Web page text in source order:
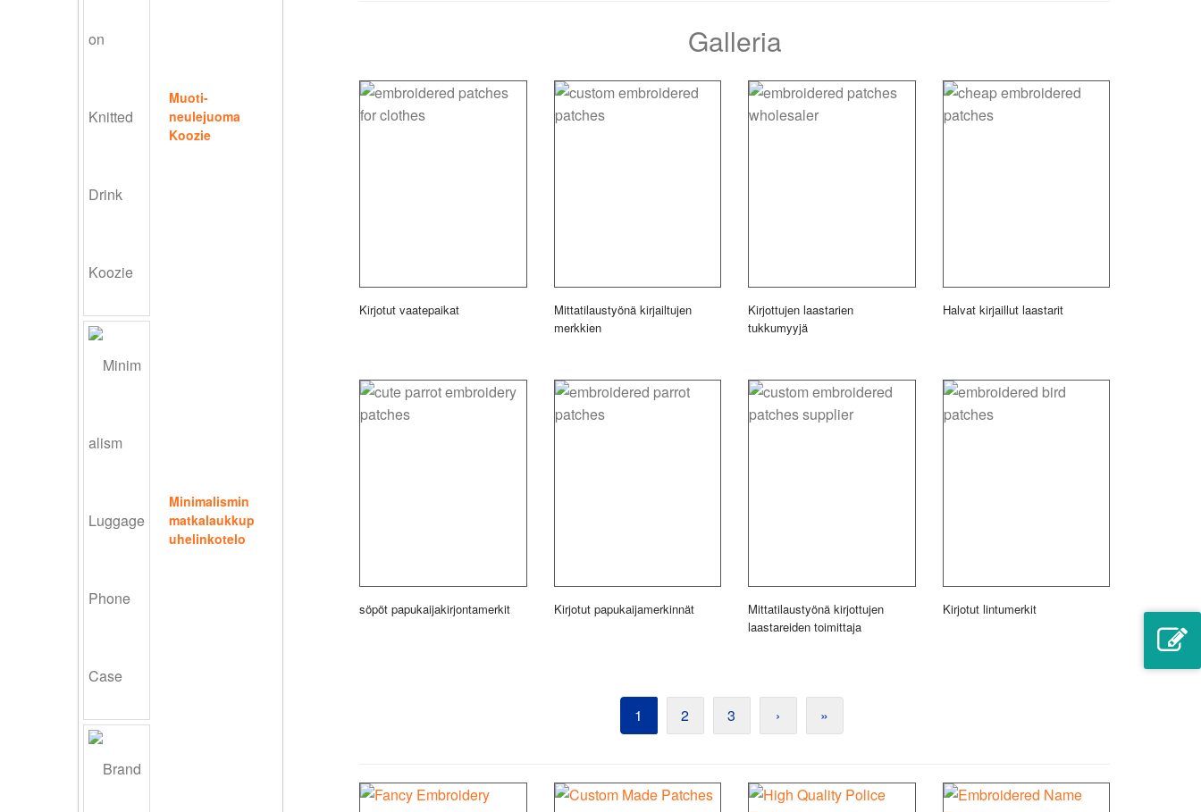
Muoti-
neulejuoma
Koozie
Minimalismin
matkalaukkup
uhelinkotelo
Galleria
Kirjotut vaatepaikat
Mittatilaustyönä kirjailtujen
merkkien
Kirjottujen laastarien
tukkumyyjä
Halvat kirjaillut laastarit
söpöt papukaijakirjontamerkit Kirjotut papukaijamerkinnät
Mittatilaustyönä kirjottujen
laastareiden toimittaja
Kirjotut lintumerkit
1 2 3 › »